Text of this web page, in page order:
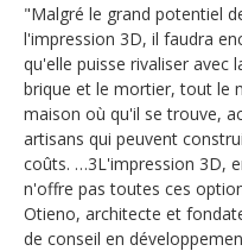
"Malgré le grand potentiel
l'impression 3D, il faudra
qu'elle puisse rivaliser avec
brique et le mortier, tout le
maison où qu'il se trouve,
artisans qui peuvent
coûts. …3L'impression 3D,
n'offre pas toutes ces
Otieno, architecte et
de conseil en